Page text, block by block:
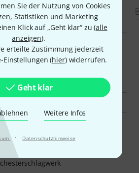
Sie der Nutzung von Cookies
Statistiken und Marketing
Klick auf „Geht klar“ zu (alle
anzeigen).
erteilte Zustimmung jederzeit
Einstellungen (hier) widerrufen.
Geht klar
Weitere Infos
· Datenschutzhinweise
Vergleichen
Navigator
zur Übersicht